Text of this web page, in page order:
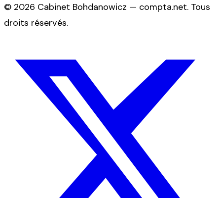
© 2026 Cabinet Bohdanowicz — compta.net. Tous
droits réservés.